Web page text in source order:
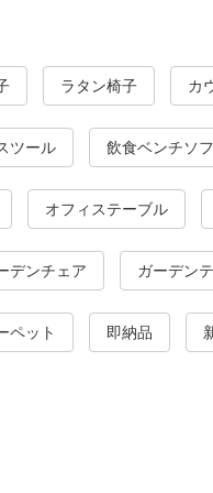
ラタン椅子 カ
ツール 飲食ベンチソ
オフィステーブル
デンチェア ガーデン
ペット 即納品